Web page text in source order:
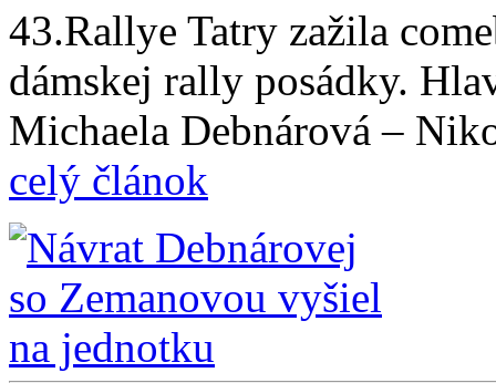
43.Rallye Tatry zažila
dámskej rally posádky.
Michaela Debnárová –
celý článok